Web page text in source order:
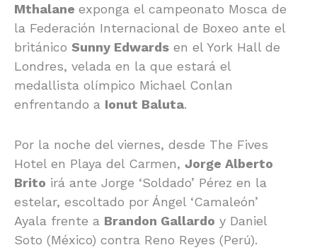
Mthalane exponga el campeonato Mosca de
la Federación Internacional de Boxeo ante el
británico Sunny Edwards en el York Hall de
Londres, velada en la que estará el
medallista olímpico Michael Conlan
enfrentando a Ionut Baluta.
Por la noche del viernes, desde The Fives
Hotel en Playa del Carmen, Jorge Alberto
Brito irá ante Jorge ‘Soldado’ Pérez en la
estelar, escoltado por Ángel ‘Camaleón’
Ayala frente a Brandon Gallardo y Daniel
Soto (México) contra Reno Reyes (Perú).